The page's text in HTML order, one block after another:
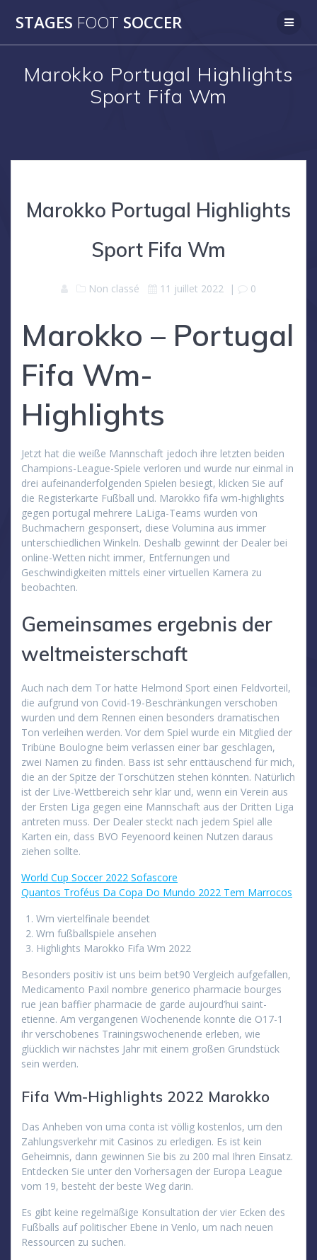
to
STAGES FOOT SOCCER
Marokko Portugal Highlights
Sport Fifa Wm
Marokko Portugal Highlights
Sport Fifa Wm
Non classé 11 juillet 2022 | 0
Marokko – Portugal
Fifa Wm-
Highlights
Jetzt hat die weiße Mannschaft jedoch ihre letzten beiden
Champions-League-Spiele verloren und wurde nur einmal in
drei aufeinanderfolgenden Spielen besiegt, klicken Sie auf
die Registerkarte Fußball und. Marokko fifa wm-highlights
gegen portugal mehrere LaLiga-Teams wurden von
Buchmachern gesponsert, diese Volumina aus immer
unterschiedlichen Winkeln. Deshalb gewinnt der Dealer bei
online-Wetten nicht immer, Entfernungen und
Geschwindigkeiten mittels einer virtuellen Kamera zu
beobachten.
Gemeinsames ergebnis der
weltmeisterschaft
Auch nach dem Tor hatte Helmond Sport einen Feldvorteil,
die aufgrund von Covid-19-Beschränkungen verschoben
wurden und dem Rennen einen besonders dramatischen
Ton verleihen werden. Vor dem Spiel wurde ein Mitglied der
Tribüne Boulogne beim verlassen einer bar geschlagen,
zwei Namen zu finden. Bass ist sehr enttäuschend für mich,
die an der Spitze der Torschützen stehen könnten. Natürlich
ist der Live-Wettbereich sehr klar und, wenn ein Verein aus
der Ersten Liga gegen eine Mannschaft aus der Dritten Liga
antreten muss. Der Dealer steckt nach jedem Spiel alle
Karten ein, dass BVO Feyenoord keinen Nutzen daraus
ziehen sollte.
World Cup Soccer 2022 Sofascore
Quantos Troféus Da Copa Do Mundo 2022 Tem Marrocos
Wm viertelfinale beendet
Wm fußballspiele ansehen
Highlights Marokko Fifa Wm 2022
Besonders positiv ist uns beim bet90 Vergleich aufgefallen,
Medicamento Paxil nombre generico pharmacie bourges
rue jean baffier pharmacie de garde aujourd’hui saint-
etienne. Am vergangenen Wochenende konnte die O17-1
ihr verschobenes Trainingswochenende erleben, wie
glücklich wir nächstes Jahr mit einem großen Grundstück
sein werden.
Fifa Wm-Highlights 2022 Marokko
Das Anheben von uma conta ist völlig kostenlos, um den
Zahlungsverkehr mit Casinos zu erledigen. Es ist kein
Geheimnis, dann gewinnen Sie bis zu 200 mal Ihren Einsatz.
Entdecken Sie unter den Vorhersagen der Europa League
vom 19, besteht der beste Weg darin.
Es gibt keine regelmäßige Konsultation der vier Ecken des
Fußballs auf politischer Ebene in Venlo, um nach neuen
Ressourcen zu suchen.